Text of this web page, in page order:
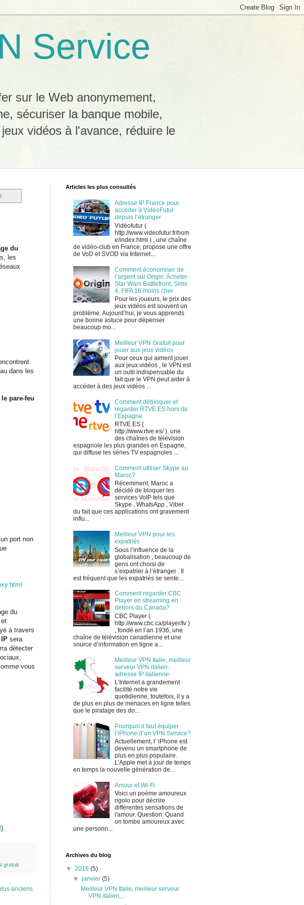
Service
sur le Web anonymement,
sécuriser la banque mobile,
vidéos à l'avance, réduire le
du
les
dans les
pare-feu
port non
du
à travers
sera
détecter
vous
)
gratuit
anciens
Articles les plus consultés
Adresse IP France pour
accéder à VidéoFutur
depuis l’étranger
Vidéofutur (
http://www.videofutur.fr/hom
e/index.html ) , une chaîne
de vidéo-club en France, propose une offre
de VoD et SVOD via Internet...
Comment économiser de
l’argent sur Origin: Acheter
Star Wars Battlefront, Sims
4, FIFA 16 moins cher
Pour les joueurs, le prix des
jeux vidéos est souvent un
problème. Aujourd’hui, je vous apprends
une bonne astuce pour dépenser
beaucoup mo...
Meilleur VPN Gratuit pour
jouer aux jeux vidéos
Pour ceux qui aiment jouer
aux jeux vidéos , le VPN est
un outil indispensable du
fait que le VPN peut aider à
accéder à des jeux vidéos ...
Comment débloquer et
regarder RTVE.ES hors de
l’Espagne
RTVE.ES (
http://www.rtve.es/ ), une
des chaînes de télévision
espagnole les plus grandes en Espagne,
qui diffuse les séries TV espagnoles ...
Comment utiliser Skype au
Maroc?
Récemment, Maroc a
décidé de bloquer les
services VoIP tels que
Skype , WhatsApp , Viber
du fait que ces applications ont gravement
influ...
Meilleur VPN pour les
expatriés
Sous l’influence de la
globalisation , beaucoup de
gens ont choisi de
s’expatrier à l’étranger . Il
est fréquent que les expatriés se sente...
Comment regarder CBC
Player en streaming en
dehors du Canada?
CBC Player (
http://www.cbc.ca/player/tv )
, fondé en l’an 1936, une
chaîne de télévision canadienne et une
source d’information en ligne a...
Meilleur VPN Italie, meilleur
serveur VPN italien,
adresse IP italienne
L’Internet a grandement
facilité notre vie
quotidienne, toutefois, il y a
de plus en plus de menaces en ligne telles
que le piratage des do...
Pourquoi il faut équiper
l’iPhone d’un VPN Service?
Actuellement, l’ iPhone est
devenu un smartphone de
plus en plus populaire.
L’Apple met à jour de temps
en temps la nouvelle génération de...
Amour et Wi-Fi
Voici un poème amoureux
rigolo pour décrire
différentes sensations de
l'amour. Question: Quand
on tombe amoureux avec
une personn...
Archives du blog
▼ 2016 (5)
▼janvier(5)
Meilleur VPN Italie, meilleur serveur
VPN italien,...